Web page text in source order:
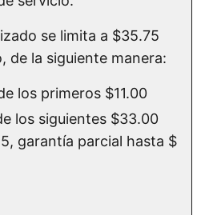
se limita a $35.75
de la siguiente manera:
los primeros $11.00
los siguientes $33.00
garantía parcial hasta $